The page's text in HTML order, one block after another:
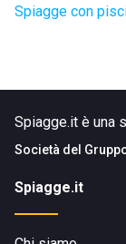
Spiagge con
Spiagge.it è una
Società del
Spiagge.it